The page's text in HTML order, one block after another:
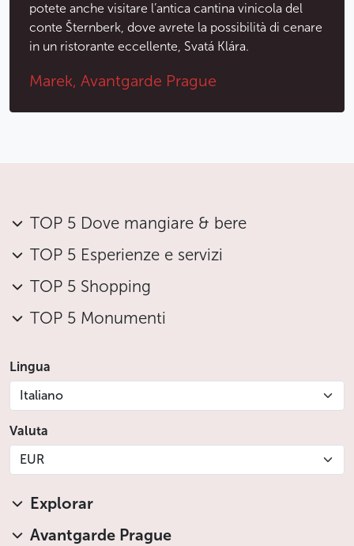
potete anche visitare l’antica cantina vinicola del
conte Šternberk, dove avrete la possibilità di cenare
in un ristorante eccellente, Svatá Klára.
Marek, Avantgarde Prague
TOP 5 Dove mangiare & bere
TOP 5 Esperienze e servizi
TOP 5 Shopping
TOP 5 Monumenti
Lingua
Italiano
Valuta
EUR
Explorar
Avantgarde Prague